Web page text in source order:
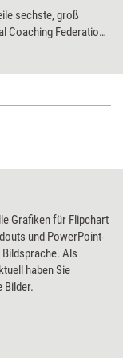
sechste, groß
Coaching Federation
Grafiken für Flipchart
und PowerPoint-
Als
haben Sie
Bilder.